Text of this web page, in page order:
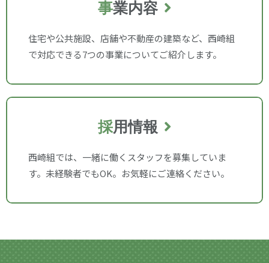
事業内容
住宅や公共施設、店舗や不動産の建築など、西崎組
で対応できる7つの事業についてご紹介します。
採用情報
西崎組では、一緒に働くスタッフを募集していま
す。未経験者でもOK。お気軽にご連絡ください。